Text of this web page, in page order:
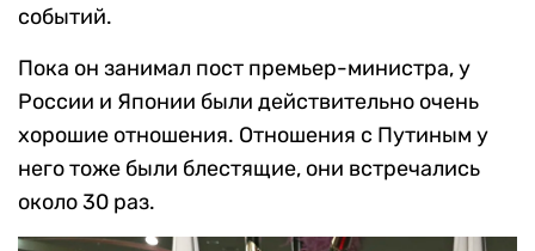
событий.
Пока он занимал пост премьер-министра, у
России и Японии были действительно очень
хорошие отношения. Отношения с Путиным у
него тоже были блестящие, они встречались
около 30 раз.